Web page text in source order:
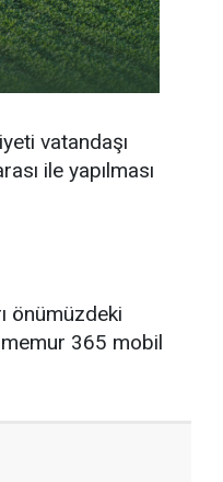
vatandaşı
ile yapılması
önümüzdeki
memur 365 mobil